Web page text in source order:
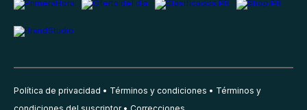
Política de privacidad Términos y condiciones
Términos y